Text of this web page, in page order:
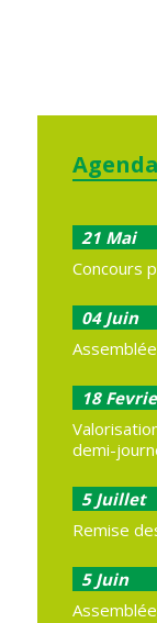
Agenda
21 Mai
Concours
04 Juin
18
demi-
5 Juillet
Remise
5 Juin